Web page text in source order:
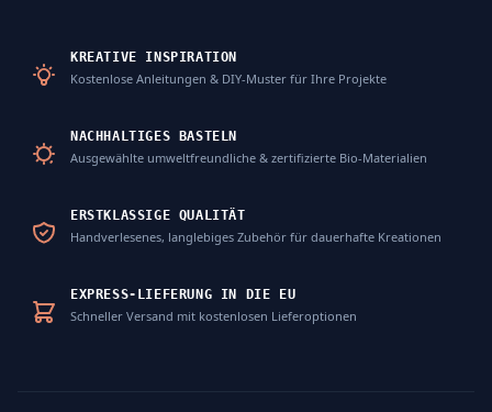
KREATIVE INSPIRATION
Kostenlose Anleitungen & DIY-Muster für Ihre Projekte
NACHHALTIGES BASTELN
Ausgewählte umweltfreundliche & zertifizierte Bio-Materialien
ERSTKLASSIGE QUALITÄT
Handverlesenes, langlebiges Zubehör für dauerhafte Kreationen
EXPRESS-LIEFERUNG IN DIE EU
Schneller Versand mit kostenlosen Lieferoptionen